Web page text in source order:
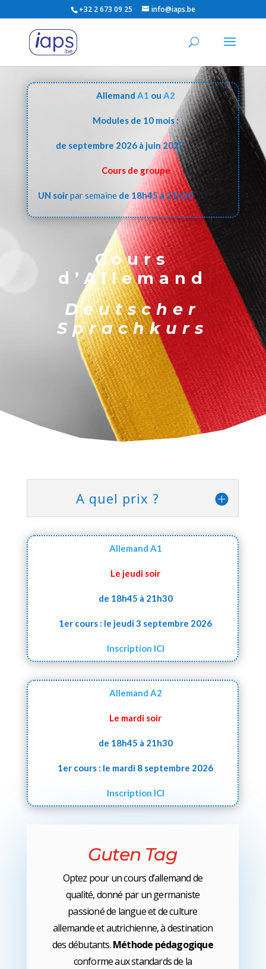
+32 2 673 09 25 info@iaps.be
AllemandA1 ouA2
Modules de 10 mois :
de septembre 2026 à juin 2027
Cours de groupe
UN soirpar semaine de 18h45 à 21h30
Cours
d’Allemand
Deutscher
Sprachkurs
A quel prix ?
Allemand A1
Le jeudi soir
de 18h45 à 21h30
1er cours : le jeudi 3 septembre 2026
Inscription ICI
Allemand A2
Le mardi soir
de 18h45 à 21h30
1er cours : le mardi 8 septembre 2026
Inscription ICI
Guten Tag
Optez pour un cours d’allemand de
qualité, donné par un germaniste
passioné de langue et de culture
allemande et autrichienne, à destination
des débutants.Méthode pédagogique
conforme aux standards de la